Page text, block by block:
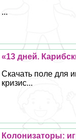
...
«13 дней.
Скачать поле для
кризис...
Колонизаторы: